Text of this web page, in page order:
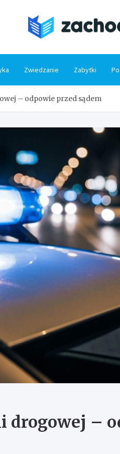
Zwiedzanie Zabytki
– odpowie przed sądem
drogowej –